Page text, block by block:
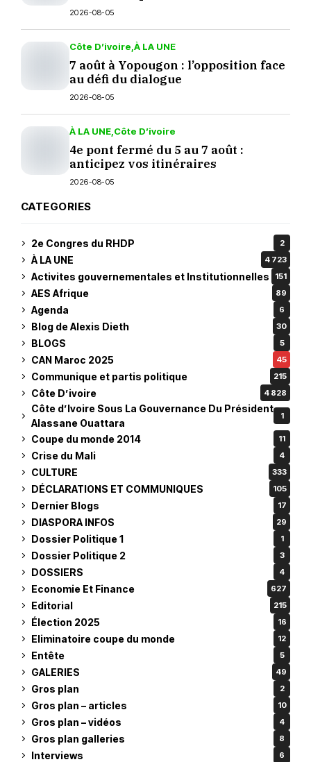
septembre ?
2026-08-05
Côte D’ivoire À LA UNE
7 août à Yopougon : l’opposition face
au défi du dialogue
2026-08-05
À LA UNE Côte D’ivoire
4e pont fermé du 5 au 7 août :
anticipez vos itinéraires
2026-08-05
CATEGORIES
2e Congres du RHDP 2
À LA UNE 4 723
Activites gouvernementales et Institutionnelles 151
AES Afrique 89
Agenda 6
Blog de Alexis Dieth 30
BLOGS 5
CAN Maroc 2025 45
Communique et partis politique 215
Côte D’ivoire 4 828
Côte d’Ivoire Sous La Gouvernance Du Président
Alassane Ouattara
1
Coupe du monde 2014 11
Crise du Mali 4
CULTURE 333
DÉCLARATIONS ET COMMUNIQUES 105
Dernier Blogs 17
DIASPORA INFOS 29
Dossier Politique 1 1
Dossier Politique 2 3
DOSSIERS 4
Economie Et Finance 627
Editorial 215
Élection 2025 16
Eliminatoire coupe du monde 12
Entête 5
GALERIES 49
Gros plan 2
Gros plan – articles 10
Gros plan – vidéos 4
Gros plan galleries 8
Interviews 6